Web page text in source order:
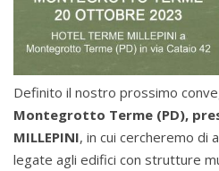
Definito il nostro prossimo
Montegrotto Terme (PD),
MILLEPINI, in cui cercheremo di
legate agli edifici con strutture